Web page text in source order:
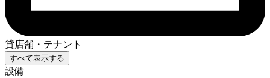
貸店舗・テナント
すべて表示する
設備